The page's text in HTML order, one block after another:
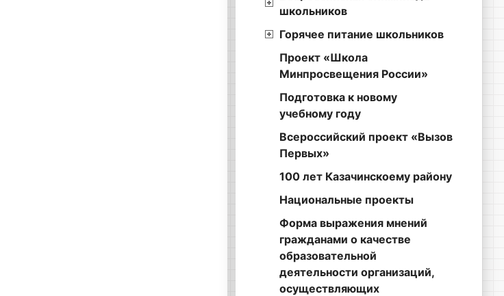
школьников
Горячее питание школьников
Проект «Школа
Минпросвещения России»
Подготовка к новому
учебному году
Всероссийский проект «Вызов
Первых»
100 лет Казачинскоему району
Национальные проекты
Форма выражения мнений
гражданами о качестве
образовательной
деятельности организаций,
осуществляющих